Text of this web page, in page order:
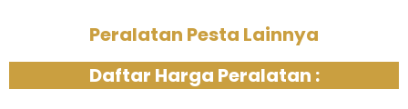
Peralatan Pesta Lainnya
Daftar Harga Peralatan :